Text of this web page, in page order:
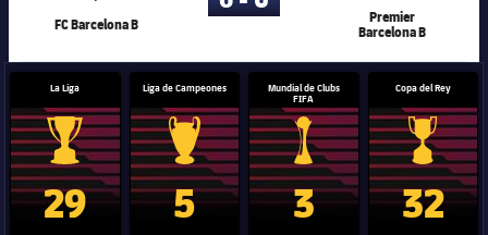
FC Barcelona B
Premier
Barcelona B
La Liga
Trofeo de La Liga
29
Liga de Campeones
Trofeo de la Liga de Campeones
5
Mundial de Clubs
FIFA
Trofeo del Mundial de
3
Copa del Rey
Copa del
32